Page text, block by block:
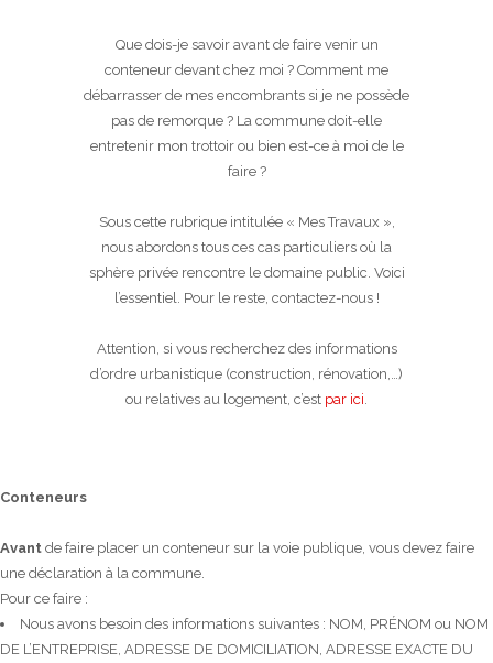
Que dois-je savoir avant de faire venir un
conteneur devant chez moi ? Comment me
débarrasser de mes encombrants si je ne possède
pas de remorque ? La commune doit-elle
entretenir mon trottoir ou bien est-ce à moi de le
faire ?
Sous cette rubrique intitulée « Mes Travaux »,
nous abordons tous ces cas particuliers où la
sphère privée rencontre le domaine public. Voici
l’essentiel. Pour le reste, contactez-nous !
Attention, si vous recherchez des informations
d’ordre urbanistique (construction, rénovation,…)
ou relatives au logement, c’est par ici
Conteneurs
Avant de faire placer un conteneur sur la voie publique, vous devez faire
une déclaration à la commune.
Pour ce faire :
Nous avons besoin des informations suivantes : NOM, PRÉNOM ou NOM
DE L’ENTREPRISE, ADRESSE DE DOMICILIATION, ADRESSE EXACTE DU